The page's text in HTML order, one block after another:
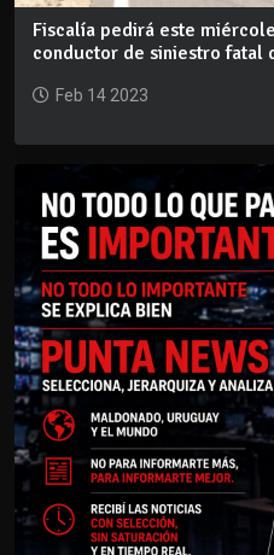
Fiscalía pedirá este
conductor de siniestro fatal
Feb 14 2023